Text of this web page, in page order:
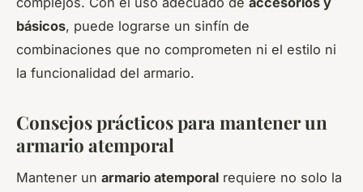
básicos, puede lograrse un sinfín de
combinaciones que no comprometen ni el estilo ni
la funcionalidad del armario.
Consejos prácticos para mantener un
armario atemporal
Mantener un armario atemporal requiere no solo la